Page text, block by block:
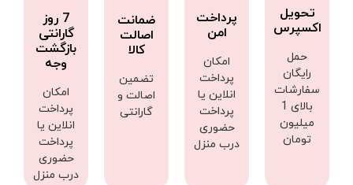
تحویل
اکسپرس
حمل
رایگان
سفارشات
بالای 1
میلیون
تومان
پرداخت
امن
امکان
پرداخت
انلاین یا
پرداخت
حضوری
درب منزل
ضمانت
اصالت
کالا
تضمین
اصالت و
گارانتی
7 روز
گارانتی
بازگشت
وجه
امکان
پرداخت
انلاین یا
پرداخت
حضوری
درب منزل